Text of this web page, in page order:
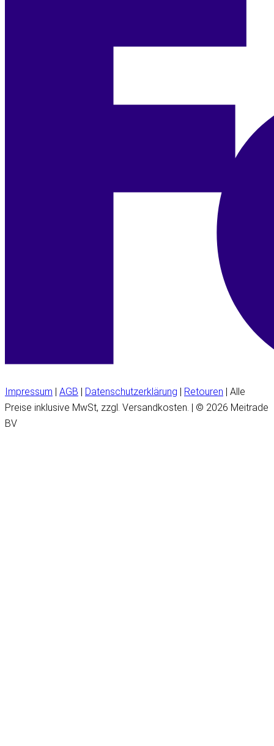
Impressum AGB Datenschutzerklärung Retouren | Alle
Preise inklusive MwSt, zzgl. Versandkosten. | © 2026 Meitrade
BV